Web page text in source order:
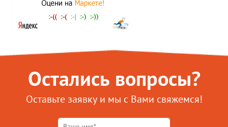
Остались вопросы?
Оставьте заявку и мы с Вами свяжемся!